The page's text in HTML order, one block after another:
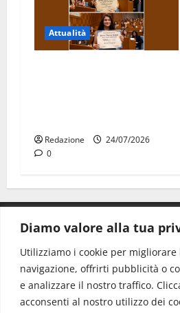
Diamo valore alla tua
Utilizziamo i cookie per
navigazione, offrirti pubblicità o
e analizzare il nostro traffico.
acconsenti al nostro utilizzo dei
Attualità
Redazione
24/07/2026
0
CONTATTI.
Redazione:
Direttore:
Info & Commerciale: